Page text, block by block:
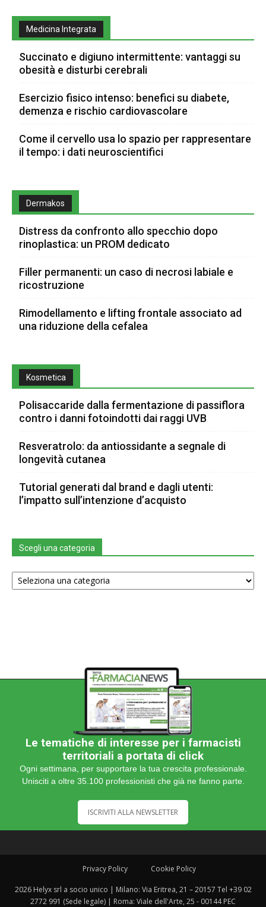
Medicina Integrata
Succinato e digiuno intermittente: vantaggi su
obesità e disturbi cerebrali
Esercizio fisico intenso: benefici su diabete,
demenza e rischio cardiovascolare
Come il cervello usa lo spazio per rappresentare
il tempo: i dati neuroscientifici
Dermakos
Distress da confronto allo specchio dopo
rinoplastica: un PROM dedicato
Filler permanenti: un caso di necrosi labiale e
ricostruzione
Rimodellamento e lifting frontale associato ad
una riduzione della cefalea
Kosmetica
Polisaccaride dalla fermentazione di passiflora
contro i danni fotoindotti dai raggi UVB
Resveratrolo: da antiossidante a segnale di
longevità cutanea
Tutorial generati dal brand e dagli utenti:
l’impatto sull’intenzione d’acquisto
Scegli una categoria
Scegli
una
Le tematiche di interesse per i farmacisti
territoriali a portata di click
Ogni settimana, per supportare la tua crescita professionale.
Unisciti a oltre 35.100 professionisti che già ne fanno parte.
ISCRIVITI ALLA NEWSLETTER
Privacy Policy Cookie Policy
2026 Helyx srl a socio unico | Milano: Via Eritrea, 21 – 20157 Tel +39 02
2772 991 (Sede legale) | Roma: Viale dell'Arte, 25 - 00144 PEC